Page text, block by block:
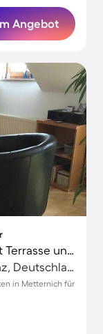
Angebot
Voll ausgestattetes Apartment mit Terrasse und Garten
Münstermaifeld, Mayen-Koblenz, Deutschland
in Metternich für